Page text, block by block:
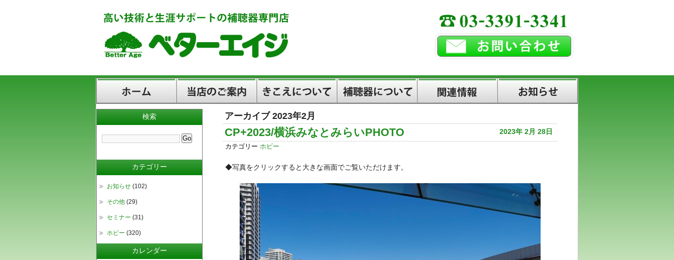
きこえについて
アーカイブ 2023年2月
2023年 2月 28日
CP+2023/横浜みなとみらいPHOTO
カテゴリー ホビー
◆写真をクリックすると大きな画面でご覧いただけます。
検索
カテゴリー
お知らせ (102)
その他 (29)
セミナー (31)
ホビー (320)
カレンダー